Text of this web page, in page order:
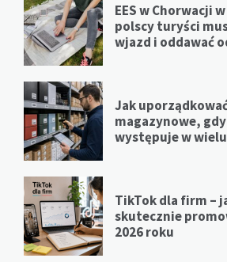
EES w Chorwacji
polscy turyści
wjazd i oddawać
Jak
magazynowe,
występuje w
TikTok dla firm –
skutecznie
2026 roku